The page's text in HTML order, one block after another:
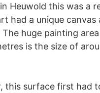
Heuwold this was a
had a unique canvas
The huge painting
is the size of
this surface first had